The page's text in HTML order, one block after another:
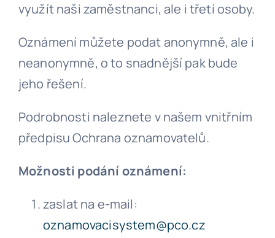
využít naši zaměstnanci, ale i třetí osoby.
Oznámení můžete podat anonymně, ale i
neanonymně, o to snadnější pak bude
jeho řešení.
Podrobnosti naleznete v našem vnitřním
předpisu Ochrana oznamovatelů.
Možnosti podání oznámení:
zaslat na e-mail:
oznamovacisystem@pco.cz